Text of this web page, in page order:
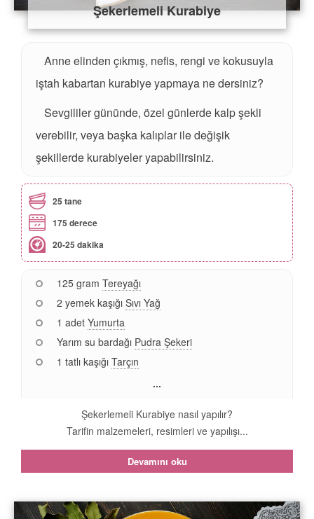
Şekerlemeli Kurabiye
Anne elinden çıkmış, nefis, rengi ve kokusuyla
iştah kabartan kurabiye yapmaya ne dersiniz?
Sevgililer gününde, özel günlerde kalp şekli
verebilir, veya başka kalıplar ile değişik
şekillerde kurabiyeler yapabilirsiniz.
25 tane
175 derece
20-25 dakika
125 gram Tereyağı
2 yemek kaşığı Sıvı Yağ
1 adet Yumurta
Yarım su bardağı Pudra Şekeri
1 tatlı kaşığı Tarçın
...
Şekerlemeli Kurabiye nasıl yapılır?
Tarifin malzemeleri, resimleri ve yapılışı...
Devamını oku